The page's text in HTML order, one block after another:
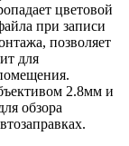
цветовой
при записи
позволяет
для
2.8мм и
обзора